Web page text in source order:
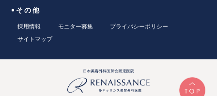
その他
採用情報 モニター募集
プライバシーポリシー
サイトマップ